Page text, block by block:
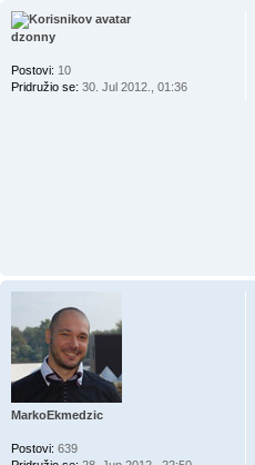
dzonny
Postovi: 10
Pridružio se: 30. Jul 2012., 01:36
MarkoEkmedzic
Postovi: 639